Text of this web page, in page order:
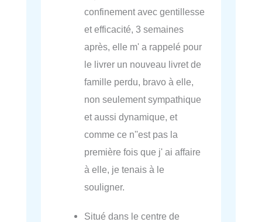
confinement avec gentillesse
et efficacité, 3 semaines
après, elle m' a rappelé pour
le livrer un nouveau livret de
famille perdu, bravo à elle,
non seulement sympathique
et aussi dynamique, et
comme ce n''est pas la
première fois que j' ai affaire
à elle, je tenais à le
souligner.
Situé dans le centre de